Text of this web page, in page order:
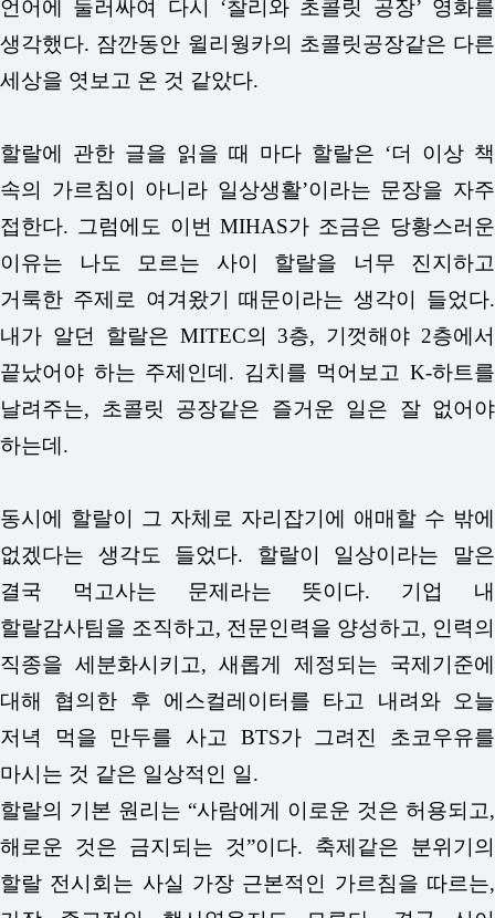
언어에 둘러싸여 다시 ‘찰리와 초콜릿 공장’ 영화를
생각했다. 잠깐동안 윌리웡카의 초콜릿공장같은 다른
세상을 엿보고 온 것 같았다.
할랄에 관한 글을 읽을 때 마다 할랄은 ‘더 이상 책
속의 가르침이 아니라 일상생활’이라는 문장을 자주
접한다. 그럼에도 이번 MIHAS가 조금은 당황스러운
이유는 나도 모르는 사이 할랄을 너무 진지하고
거룩한 주제로 여겨왔기 때문이라는 생각이 들었다.
내가 알던 할랄은 MITEC의 3층, 기껏해야 2층에서
끝났어야 하는 주제인데. 김치를 먹어보고 K-하트를
날려주는, 초콜릿 공장같은 즐거운 일은 잘 없어야
하는데.
동시에 할랄이 그 자체로 자리잡기에 애매할 수 밖에
없겠다는 생각도 들었다. 할랄이 일상이라는 말은
결국 먹고사는 문제라는 뜻이다. 기업 내
할랄감사팀을 조직하고, 전문인력을 양성하고, 인력의
직종을 세분화시키고, 새롭게 제정되는 국제기준에
대해 협의한 후 에스컬레이터를 타고 내려와 오늘
저녁 먹을 만두를 사고 BTS가 그려진 초코우유를
마시는 것 같은 일상적인 일.
할랄의 기본 원리는 “사람에게 이로운 것은 허용되고,
해로운 것은 금지되는 것”이다. 축제같은 분위기의
할랄 전시회는 사실 가장 근본적인 가르침을 따르는,